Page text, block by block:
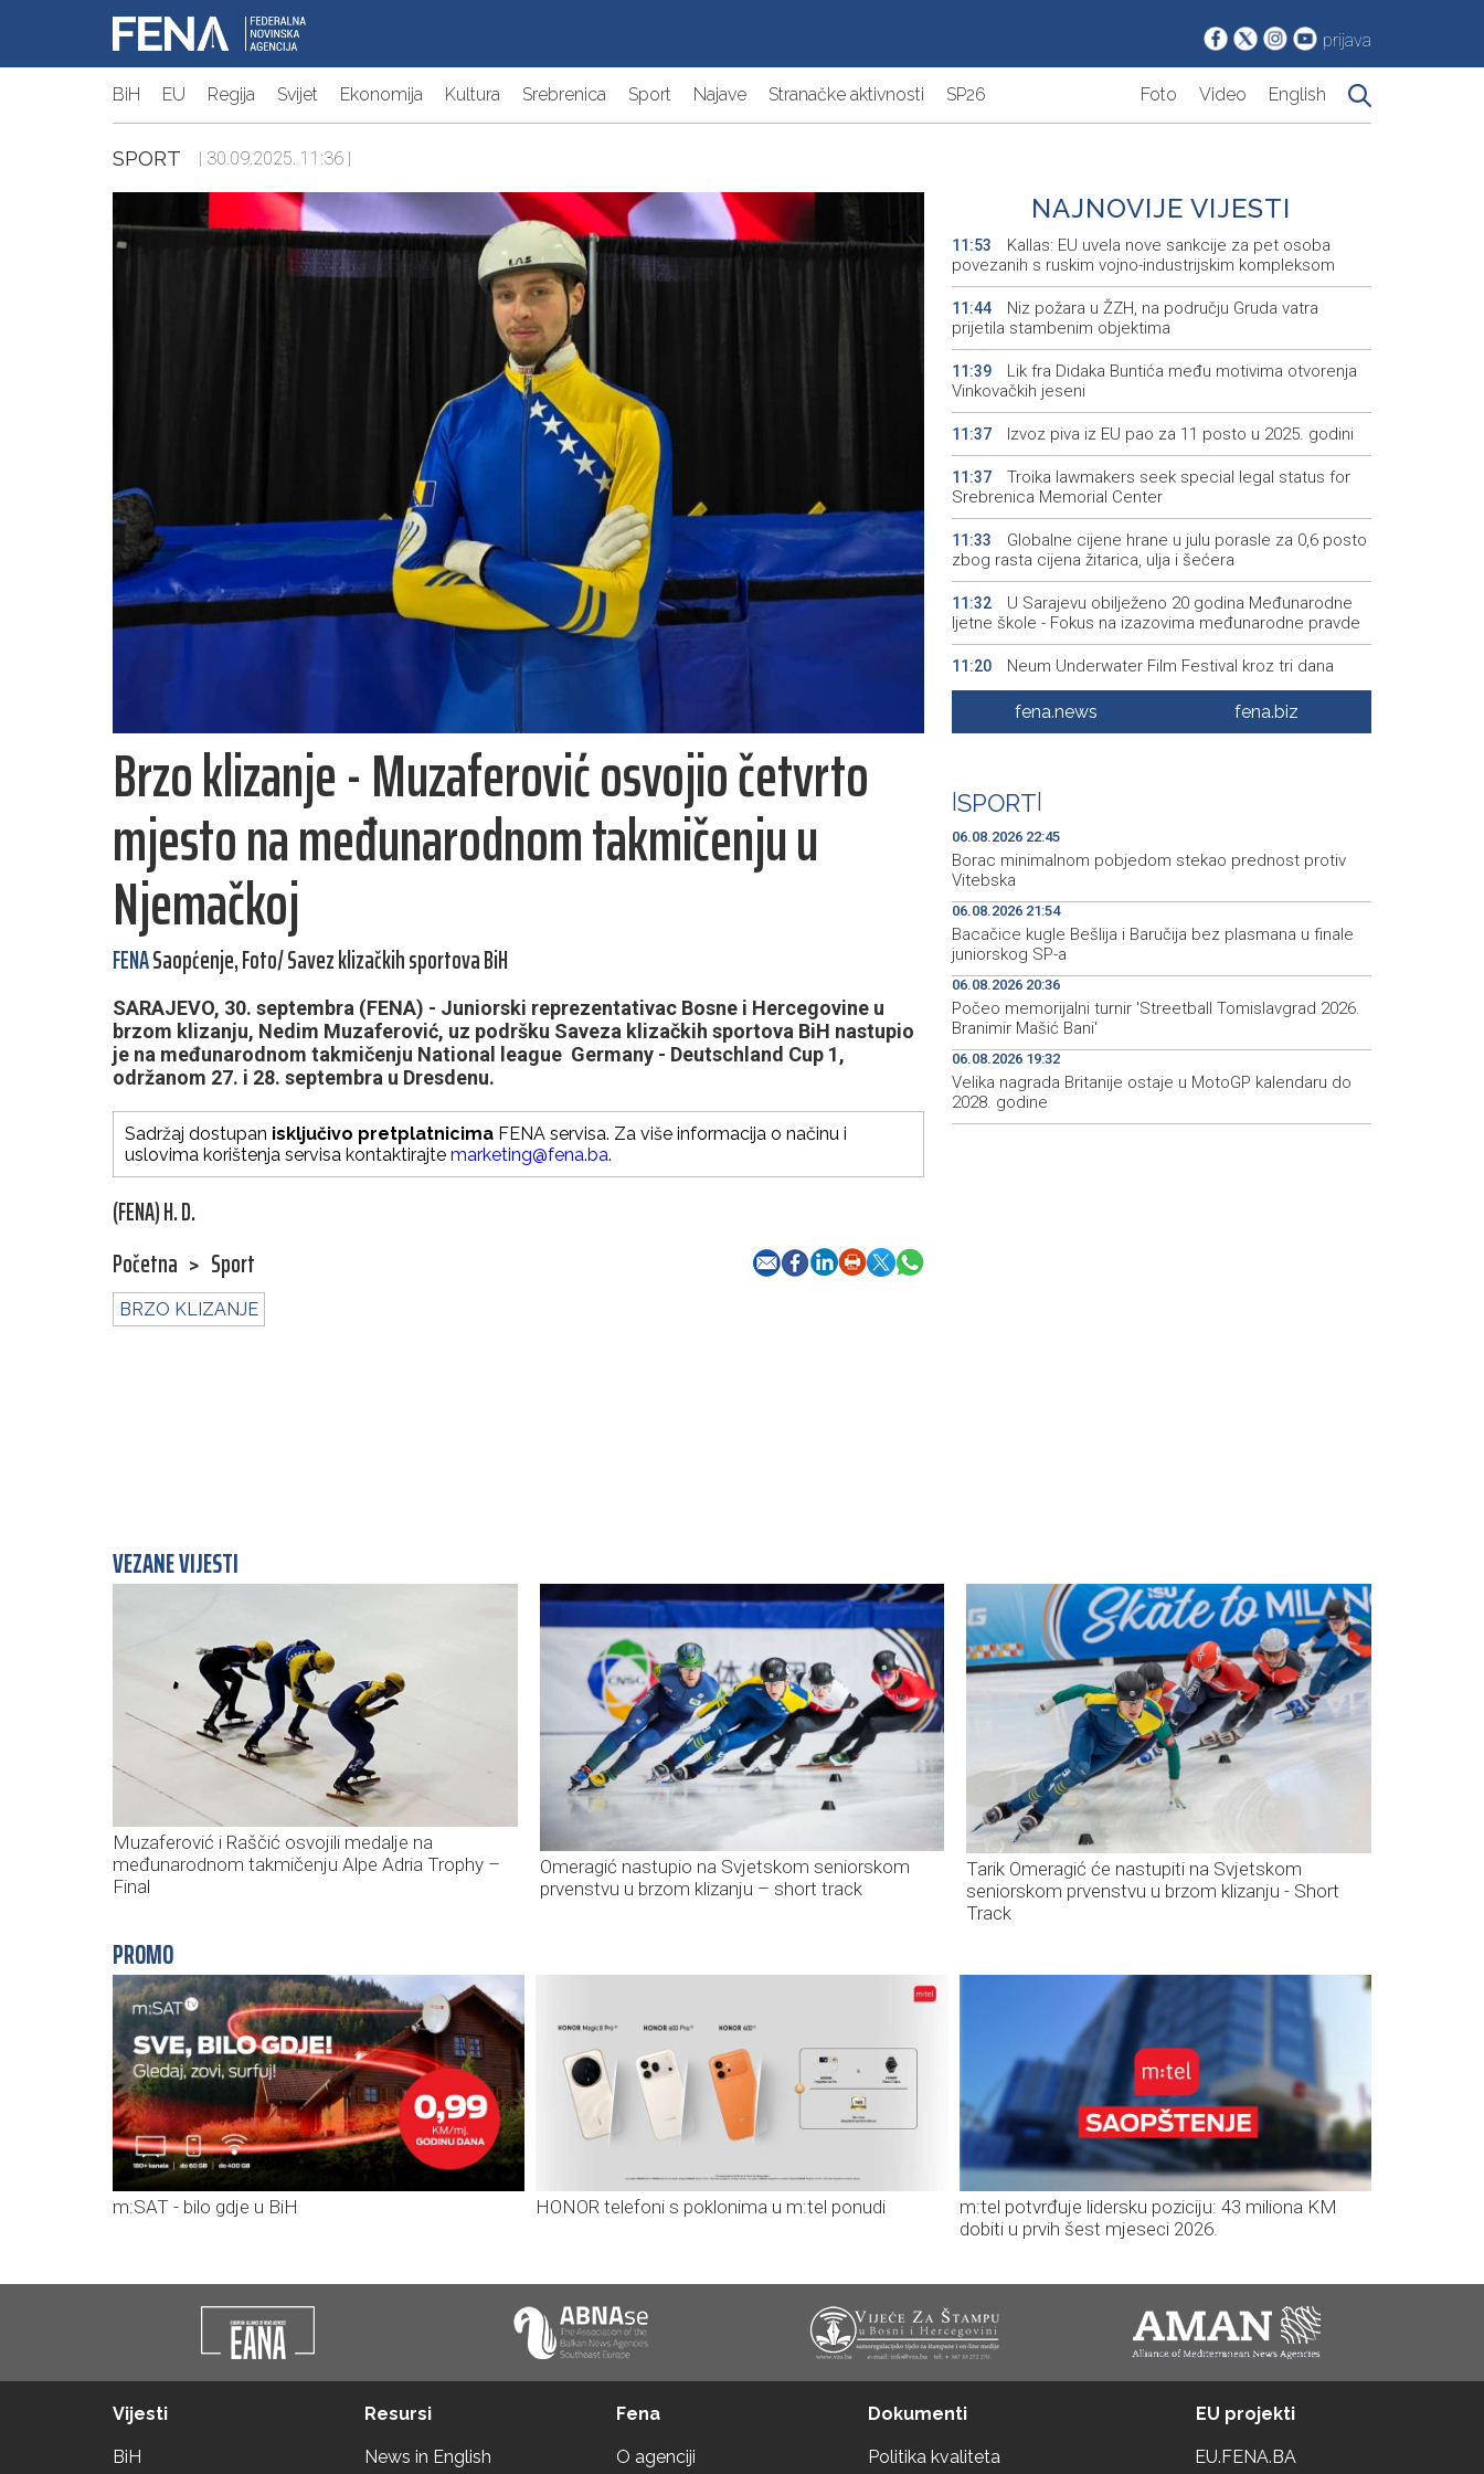
prijava
BiH EU Regija Svijet Ekonomija Kultura Srebrenica Sport Najave Stranačke aktivnosti SP26 Foto Video English
SPORT | 30.09.2025. 11:36 |
Brzo klizanje - Muzaferović osvojio četvrto
mjesto na međunarodnom takmičenju u
Njemačkoj
FENASaopćenje, Foto/ Savez klizačkih sportova BiH
SARAJEVO, 30. septembra (FENA) - Juniorski reprezentativac Bosne i Hercegovine u
brzom klizanju, Nedim Muzaferović, uz podršku Saveza klizačkih sportova BiH nastupio
je na međunarodnom takmičenju National league Germany - Deutschland Cup 1,
održanom 27. i 28. septembra u Dresdenu.
Sadržaj dostupan isključivo pretplatnicima FENA servisa. Za više informacija o načinu i
uslovima korištenja servisa kontaktirajte marketing@fena.ba.
(FENA) H. D.
Početna > Sport
BRZO KLIZANJE
NAJNOVIJE VIJESTI
11:53
Kallas: EU uvela nove sankcije za pet osoba
povezanih s ruskim vojno-industrijskim kompleksom
11:44
Niz požara u ŽZH, na području Gruda vatra
prijetila stambenim objektima
11:39
Lik fra Didaka Buntića među motivima otvorenja
Vinkovačkih jeseni
11:37 Izvoz piva iz EU pao za 11 posto u 2025. godini
11:37
Troika lawmakers seek special legal status for
Srebrenica Memorial Center
11:33
Globalne cijene hrane u julu porasle za 0,6 posto
zbog rasta cijena žitarica, ulja i šećera
11:32
U Sarajevu obilježeno 20 godina Međunarodne
ljetne škole - Fokus na izazovima međunarodne pravde
11:20
Neum Underwater Film Festival kroz tri dana
spaja umjetnost filma i more
Vlada usvojila Informaciju Interresorne radne
11:17
Sarajevo Canton records rise in tourist arrivals
and overnight stays in July
fena.news fena.biz
SPORT
06.08.2026 22:45
Borac minimalnom pobjedom stekao prednost protiv
Vitebska
06.08.2026 21:54
Bacačice kugle Bešlija i Baručija bez plasmana u finale
juniorskog SP-a
06.08.2026 20:36
Počeo memorijalni turnir 'Streetball Tomislavgrad 2026.
Branimir Mašić Bani'
06.08.2026 19:32
Velika nagrada Britanije ostaje u MotoGP kalendaru do
2028. godine
VEZANE VIJESTI
Muzaferović i Raščić osvojili medalje na
međunarodnom takmičenju Alpe Adria Trophy –
Final
Omeragić nastupio na Svjetskom seniorskom
prvenstvu u brzom klizanju – short track
Tarik Omeragić će nastupiti na Svjetskom
seniorskom prvenstvu u brzom klizanju - Short
Track
PROMO
m:SAT - bilo gdje u BiH HONOR telefoni s poklonima u m:tel ponudi
m:tel potvrđuje lidersku poziciju: 43 miliona KM
dobiti u prvih šest mjeseci 2026.
Vijesti
BiH
Resursi
News in English
Fena
O agenciji
Dokumenti
Politika kvaliteta
EU projekti
EU.FENA.BA